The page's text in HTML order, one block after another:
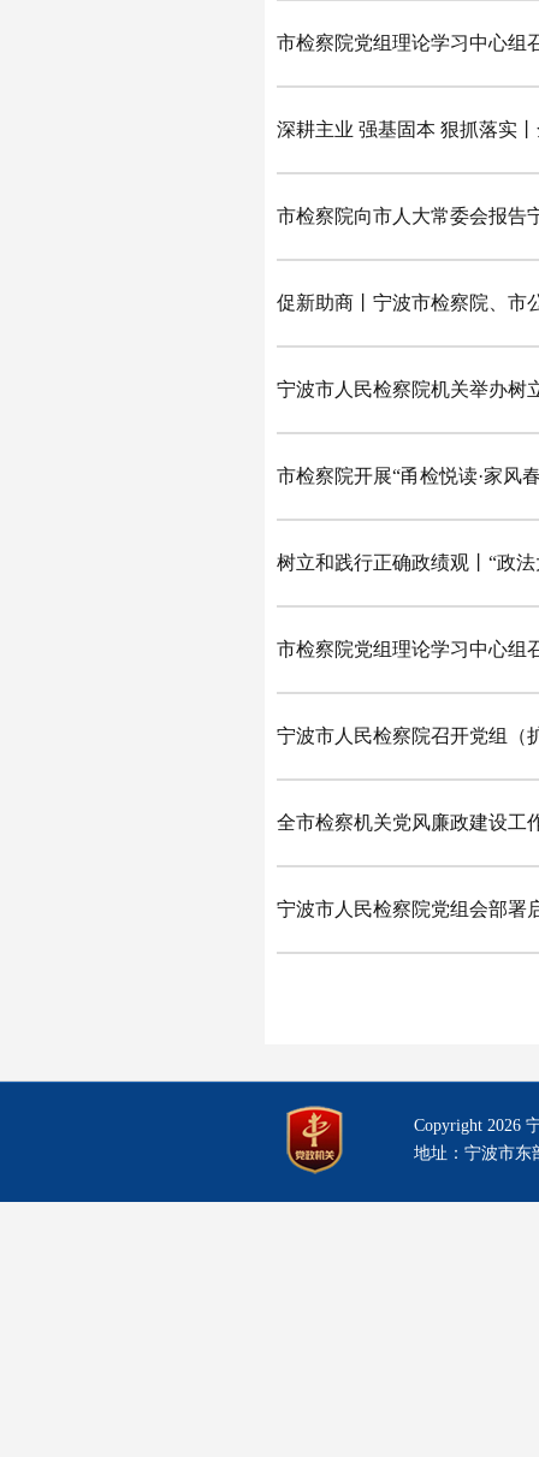
市检察院党组理论学习中心组
深耕主业 强基固本 狠抓落实
市检察院向市人大常委会报告
促新助商丨宁波市检察院、市
宁波市人民检察院机关举办树
市检察院开展“甬检悦读·家风
树立和践行正确政绩观丨“政
市检察院党组理论学习中心组
宁波市人民检察院召开党组（
全市检察机关党风廉政建设工
宁波市人民检察院党组会部署
Copyright 2026
地址：宁波市东